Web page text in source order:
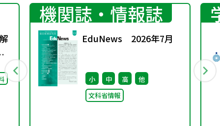
機関誌・情報誌
EduNews 2026年7月
小 中 高
他
文科省情報